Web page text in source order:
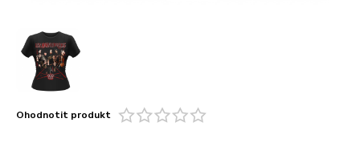
Ohodnotit produkt